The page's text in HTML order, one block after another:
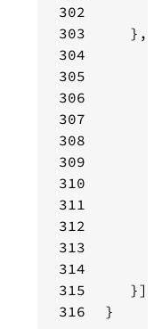
302
303
304
305
306
307
308
309
310
311
312
313
314
315
316
}